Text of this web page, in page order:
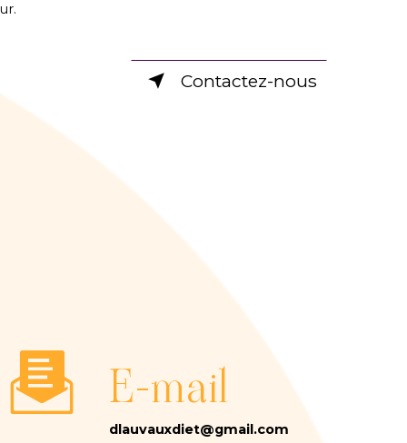
Contactez-nous
E-mail
dlauvauxdiet@gmail.com